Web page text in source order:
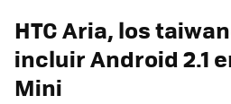
HTC Aria, los
incluir Android 2.1
Mini